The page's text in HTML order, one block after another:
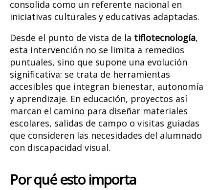
consolida como un referente nacional en
iniciativas culturales y educativas adaptadas.
Desde el punto de vista de la tiflotecnología,
esta intervención no se limita a remedios
puntuales, sino que supone una evolución
significativa: se trata de herramientas
accesibles que integran bienestar, autonomía
y aprendizaje. En educación, proyectos así
marcan el camino para diseñar materiales
escolares, salidas de campo o visitas guiadas
que consideren las necesidades del alumnado
con discapacidad visual.
Por qué esto importa